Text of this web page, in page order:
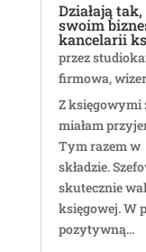
Działają
swoim
kancelarii
przez
firmowa,
Z księgowymi
miałam
Tym razem w
składzie.
skutecznie
księgowej. W
pozytywną...